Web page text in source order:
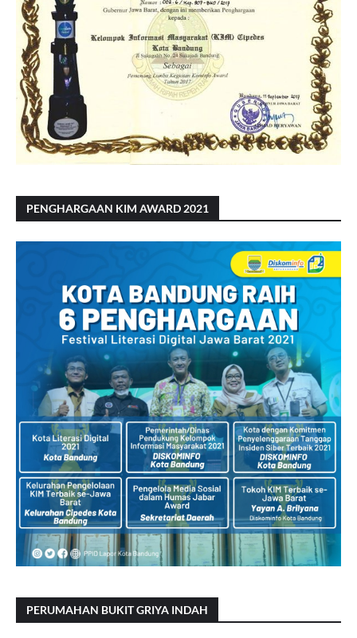
PENGHARGAAN KIM AWARD 2021
PERUMAHAN BUKIT GRIYA INDAH